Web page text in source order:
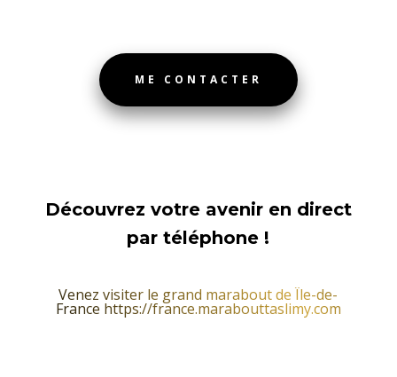
ME CONTACTER
Découvrez votre avenir en direct
par téléphone !
Venez visiter le grand marabout de Île-de-
France https://france.marabouttaslimy.com